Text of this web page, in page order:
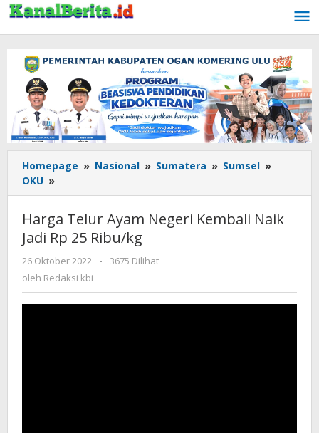
Lewati
ke
konten
Homepage » Nasional » Sumatera » Sumsel »
OKU »
Telur
Negeri
Kembali
Naik
Rp
Harga Telur Ayam Negeri Kembali Naik
Jadi Rp 25 Ribu/kg
26 Oktober 2022
oleh
-
3675 Dilihat
oleh Redaksi kbi